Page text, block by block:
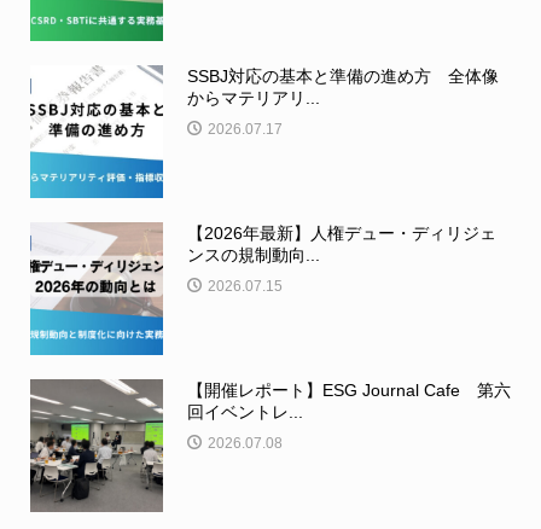
SSBJ対応の基本と準備の進め方 全体像
からマテリアリ...
2026.07.17
【2026年最新】人権デュー・ディリジェ
ンスの規制動向...
2026.07.15
【開催レポート】ESG Journal Cafe 第六
回イベントレ...
2026.07.08